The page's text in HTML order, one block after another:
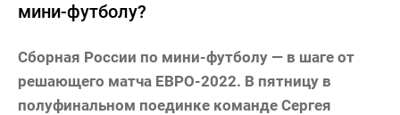
мини-футболу?
Сборная России по мини-футболу — в шаге от
решающего матча ЕВРО-2022. В пятницу в
полуфинальном поединке команде Сергея